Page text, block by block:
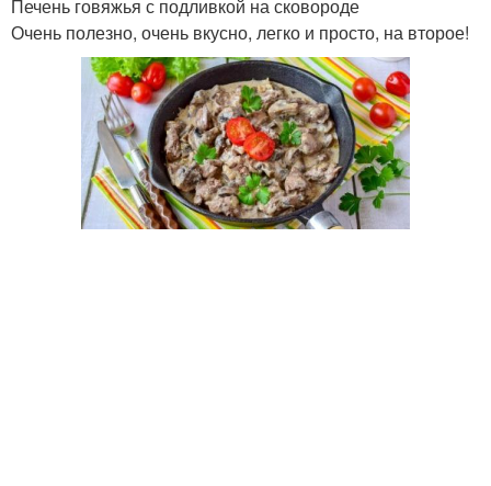
Печень говяжья с подливкой на сковороде
Очень полезно, очень вкусно, легко и просто, на второе!